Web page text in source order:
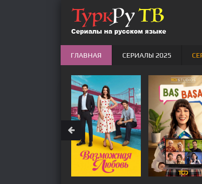
ГЛАВНАЯ СЕРИАЛЫ 2025